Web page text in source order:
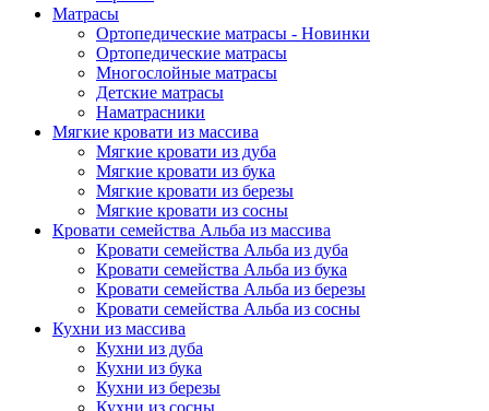
Матрасы
Ортопедические матрасы - Новинки
Ортопедические матрасы
Многослойные матрасы
Детские матрасы
Наматрасники
Мягкие кровати из массива
Мягкие кровати из дуба
Мягкие кровати из бука
Мягкие кровати из березы
Мягкие кровати из сосны
Кровати семейства Альба из массива
Кровати семейства Альба из дуба
Кровати семейства Альба из бука
Кровати семейства Альба из березы
Кровати семейства Альба из сосны
Кухни из массива
Кухни из дуба
Кухни из бука
Кухни из березы
Кухни из сосны